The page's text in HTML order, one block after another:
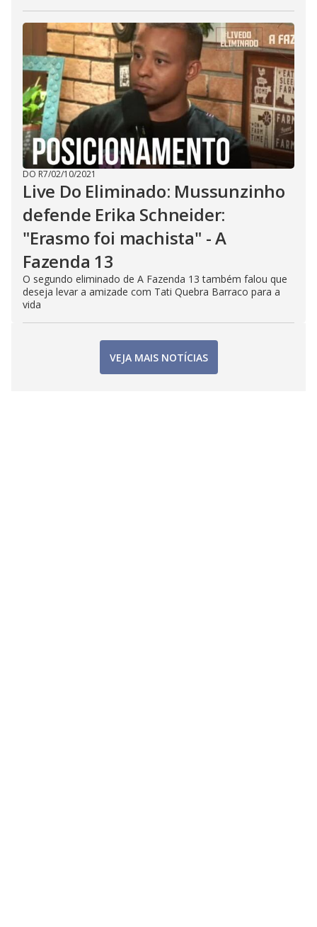
DO R7/02/10/2021
Live Do Eliminado: Mussunzinho
defende Erika Schneider:
"Erasmo foi machista" - A
Fazenda 13
O segundo eliminado de A Fazenda 13 também falou que
deseja levar a amizade com Tati Quebra Barraco para a
vida
VEJA MAIS NOTÍCIAS